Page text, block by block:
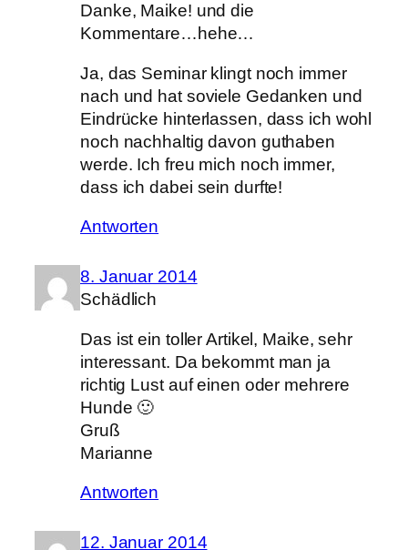
Danke, Maike! und die
Kommentare…hehe…
Ja, das Seminar klingt noch immer
nach und hat soviele Gedanken und
Eindrücke hinterlassen, dass ich wohl
noch nachhaltig davon guthaben
werde. Ich freu mich noch immer,
dass ich dabei sein durfte!
Antworten
8. Januar 2014
Schädlich
Das ist ein toller Artikel, Maike, sehr
interessant. Da bekommt man ja
richtig Lust auf einen oder mehrere
Hunde 🙂
Gruß
Marianne
Antworten
12. Januar 2014